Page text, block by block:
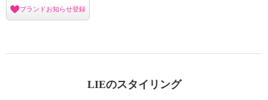
ブランドお知らせ登録
LIEのスタイリング